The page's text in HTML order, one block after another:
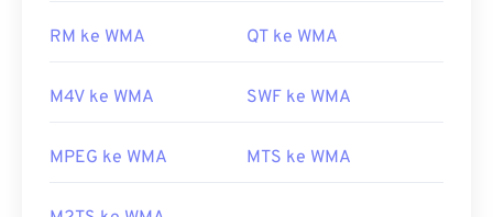
RM ke WMA QT ke WMA
M4V ke WMA SWF ke WMA
MPEG ke WMA MTS ke WMA